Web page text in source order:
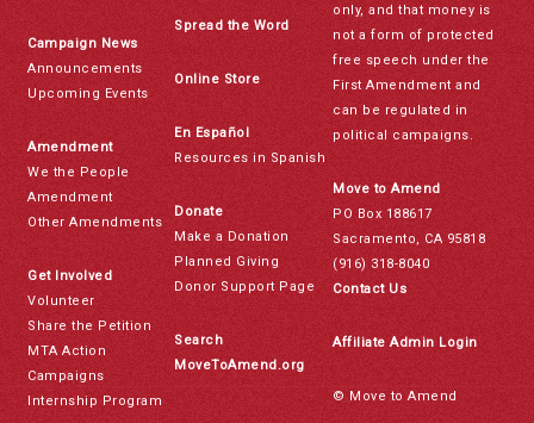
Campaign News
Announcements
Upcoming Events
Amendment
We the People
Amendment
Other Amendments
Get Involved
Volunteer
Share the Petition
MTA Action
Campaigns
Internship Program
Spread the Word
Online Store
En Español
Resources in Spanish
Donate
Make a Donation
Planned Giving
Donor Support Page
Search
MoveToAmend.org
only, and that money is
not a form of protected
free speech under the
First Amendment and
can be regulated in
political campaigns.
Move to Amend
PO Box 188617
Sacramento, CA 95818
(916) 318-8040
Contact Us
Affiliate Admin Login
© Move to Amend